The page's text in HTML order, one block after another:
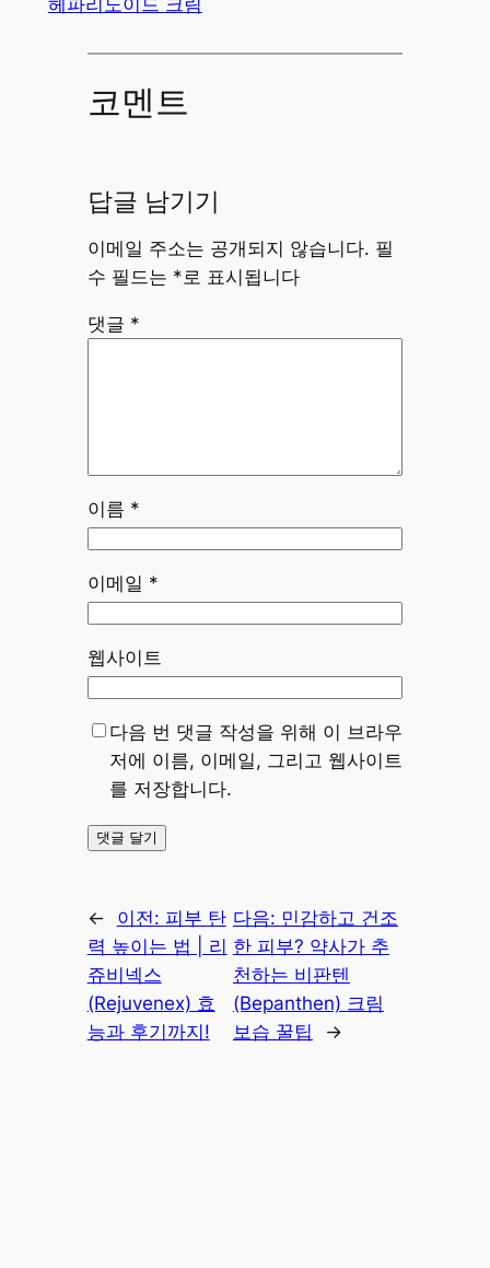
헤파리노이드 크림
코멘트
답글 남기기
이메일 주소는 공개되지 않습니다. 필
수 필드는 *로 표시됩니다
댓글 *
이름 *
이메일 *
웹사이트
다음 번 댓글 작성을 위해 이 브라우
저에 이름, 이메일, 그리고 웹사이트
를 저장합니다.
← 이전: 피부 탄
력 높이는 법 | 리
쥬비넥스
(Rejuvenex) 효
능과 후기까지!
다음: 민감하고 건조
한 피부? 약사가 추
천하는 비판텐
(Bepanthen) 크림
보습 꿀팁
→